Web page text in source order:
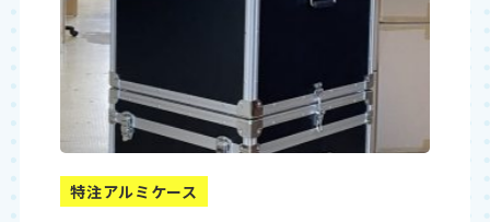
特注アルミケース